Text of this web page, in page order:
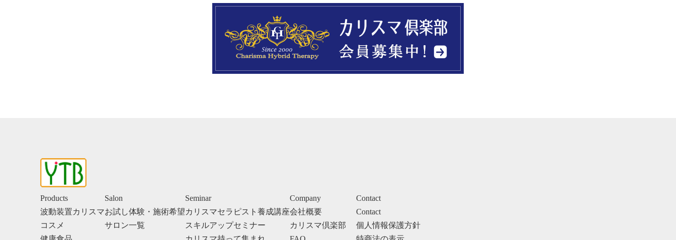
Products
波動装置カリスマ
コスメ
Salon
お試し体験・施術希望
サロン一覧
Seminar
カリスマセラピスト養成講座
スキルアップセミナー
Company
会社概要
カリスマ倶楽部
Contact
Contact
個人情報保護方針